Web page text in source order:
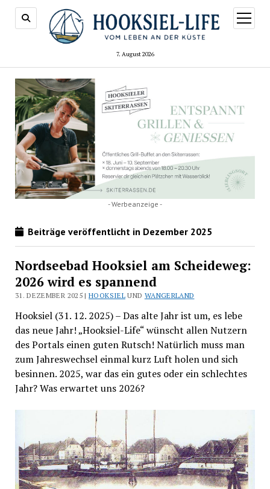
7. August 2026
Menü
öffnen
- Werbeanzeige -
Beiträge veröffentlicht in Dezember 2025
Nordseebad Hooksiel am Scheideweg:
2026 wird es spannend
31. DEZEMBER 2025 |HOOKSIELUND WANGERLAND
Hooksiel (31. 12. 2025) – Das alte Jahr ist um, es lebe
das neue Jahr! „Hooksiel-Life“ wünscht allen Nutzern
des Portals einen guten Rutsch! Natürlich muss man
zum Jahreswechsel einmal kurz Luft holen und sich
besinnen. 2025, war das ein gutes oder ein schlechtes
Jahr? Was erwartet uns 2026?